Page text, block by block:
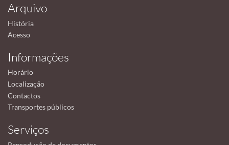
Arquivo
História
Acesso
Informações
Horário
Localização
Contactos
Transportes públicos
Serviços